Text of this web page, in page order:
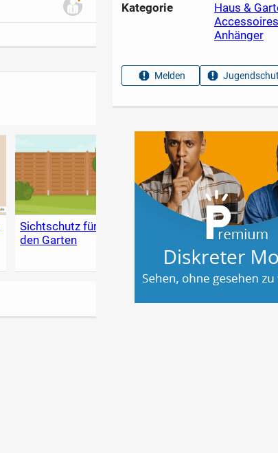
Sichtschutz für
den Garten
klappt der
Anstrich
Garten
Kategorie Haus &
Accessoires
Anhänger
Melden